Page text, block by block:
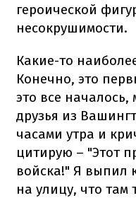
героической
несокрушимости.
Какие-то
Конечно, это
это все
друзья из
часами утра и
цитирую – "Этот
войска!" Я выпил
на улицу, что там